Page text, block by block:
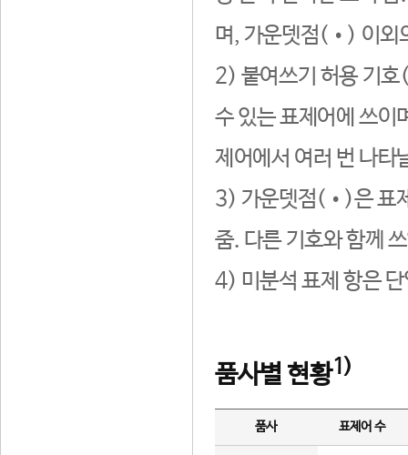
며, 가운뎃점(•) 이외
2) 붙여쓰기 허용 기호
수 있는 표제어에 쓰이
제어에서 여러 번 나타
3) 가운뎃점(•)은 표
줌. 다른 기호와 함께
4) 미분석 표제 항은
품사별 현황1)
품사 표제어 수